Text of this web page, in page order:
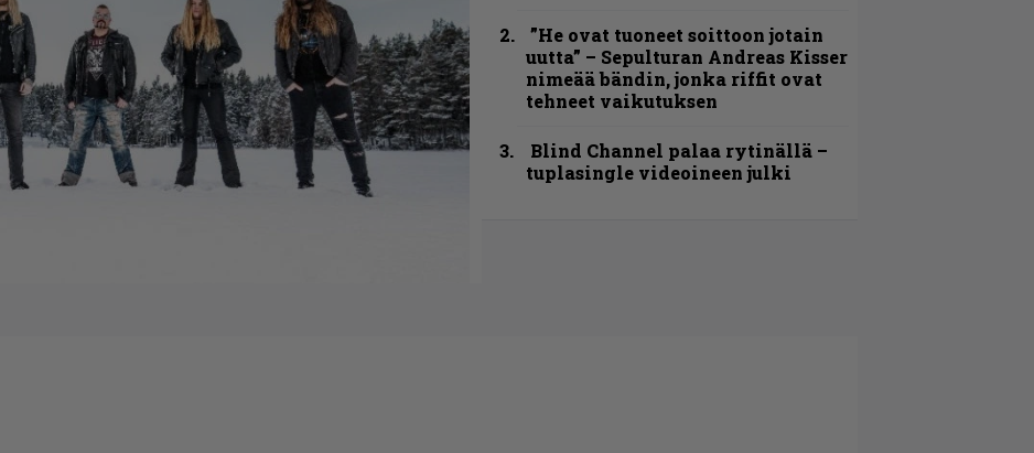
”He ovat tuoneet soittoon jotain
uutta” – Sepulturan Andreas Kisser
nimeää bändin, jonka riffit ovat
tehneet vaikutuksen
Blind Channel palaa rytinällä –
tuplasingle videoineen julki